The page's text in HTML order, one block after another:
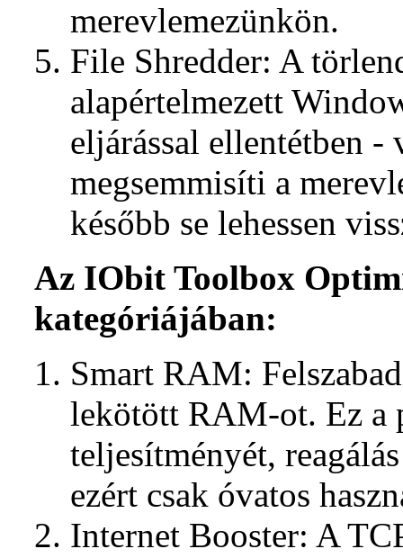
merevlemezünkön.
File Shredder: A
alapértelmezett
eljárással ellentétben -
megsemmisíti a
később se lehessen
Az IObit Toolbox
kategóriájában:
Smart RAM:
lekötött RAM-ot. Ez a
teljesítményét,
ezért csak óvatos
Internet Booster: A